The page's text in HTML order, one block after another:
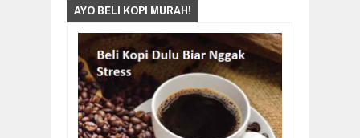
AYO BELI KOPI MURAH!